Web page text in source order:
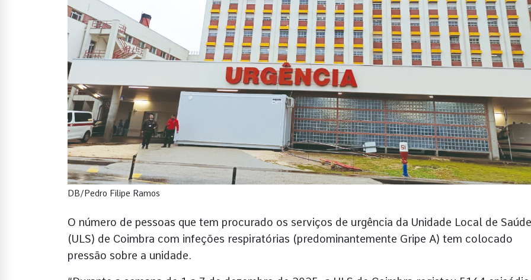
DB/Pedro Filipe Ramos
O número de pessoas que tem procurado os serviços de urgência da Unidade Local de Saúde
(ULS) de Coimbra com infeções respiratórias (predominantemente Gripe A) tem colocado
pressão sobre a unidade.